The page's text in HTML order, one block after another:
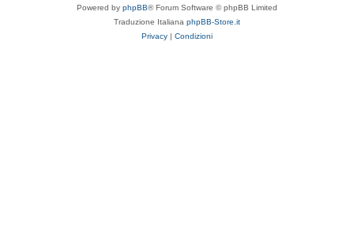
Powered by phpBB® Forum Software © phpBB Limited
Traduzione Italiana phpBB-Store.it
Privacy | Condizioni